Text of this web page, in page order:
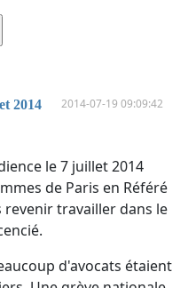
2014 2014-07-19 09:09:42
le 7 juillet 2014
de Paris en Référé
travailler dans le
d'avocats étaient